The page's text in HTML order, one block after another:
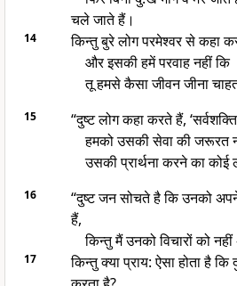
चले जाते हैं।
14
किन्तु बुरे लोग परमेश्वर से कहा
और इसकी हमें परवाह नहीं कि
तू हमसे कैसा जीवन जीना
15
“दुष्ट लोग कहा करते हैं,
हमको उसकी सेवा की जरूरत
उसकी प्रार्थना करने का कोई
16
“दुष्ट जन सोचते है कि उनको
हैं,
किन्तु मैं उनको विचारों को
17
किन्तु क्या प्राय: ऐसा होता है